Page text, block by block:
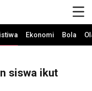
Ekonomi Bola
siswa ikut